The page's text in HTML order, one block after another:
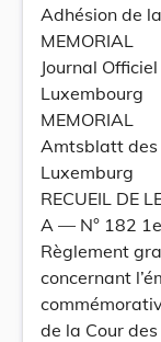
Adhésion de
MEMORIAL
Journal
Luxembourg
MEMORIAL
Amtsblatt des
Luxemburg
RECUEIL DE
A –– N° 182
Règlement
concernant
de la Cour